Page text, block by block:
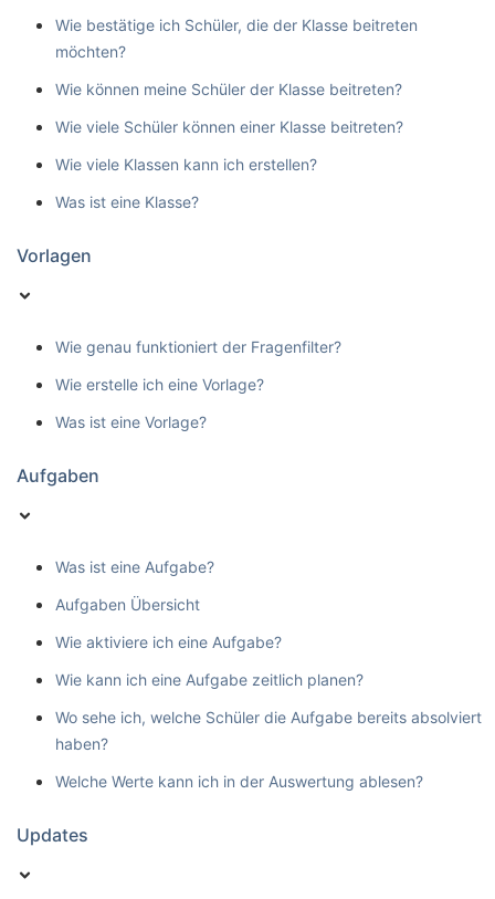
Wie bestätige ich Schüler, die der Klasse beitreten
möchten?
Wie können meine Schüler der Klasse beitreten?
Wie viele Schüler können einer Klasse beitreten?
Wie viele Klassen kann ich erstellen?
Was ist eine Klasse?
Vorlagen
Wie genau funktioniert der Fragenfilter?
Wie erstelle ich eine Vorlage?
Was ist eine Vorlage?
Aufgaben
Was ist eine Aufgabe?
Aufgaben Übersicht
Wie aktiviere ich eine Aufgabe?
Wie kann ich eine Aufgabe zeitlich planen?
Wo sehe ich, welche Schüler die Aufgabe bereits absolviert
haben?
Welche Werte kann ich in der Auswertung ablesen?
Updates